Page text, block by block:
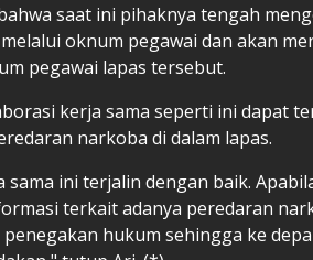
saat ini pihaknya tengah
oknum pegawai dan akan
pegawai lapas tersebut.
kerja sama seperti ini dapat
narkoba di dalam lapas.
sama ini terjalin dengan baik.
terkait adanya peredaran
hukum sehingga ke